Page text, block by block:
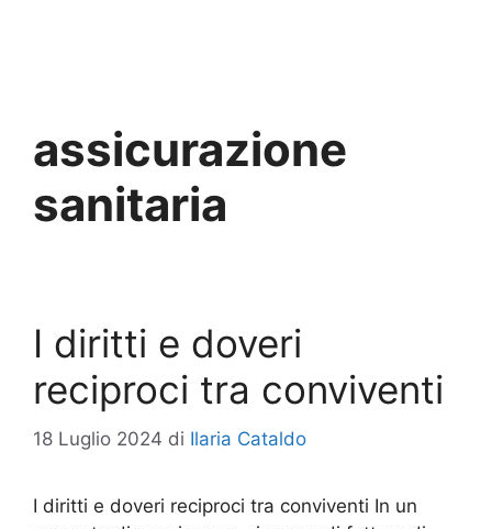
assicurazione
sanitaria
I diritti e doveri
reciproci tra conviventi
18 Luglio 2024 di Ilaria Cataldo
I diritti e doveri reciproci tra conviventi In un